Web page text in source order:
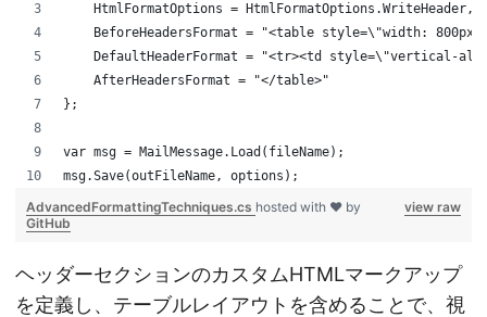
    HtmlFormatOptions = HtmlFormatOptions.WriteHeader,
BeforeHeadersFormat = "<table style=\"width:
DefaultHeaderFormat = "<tr><td style=\"vertical-
    AfterHeadersFormat = "</table>"
};
var msg = MailMessage.Load(fileName);
msg.Save(outFileName, options);
view raw
AdvancedFormattingTechniques.cs hosted with ❤ by
GitHub
ヘッダーセクションのカスタムHTMLマークアップ
を定義し、テーブルレイアウトを含めることで、視